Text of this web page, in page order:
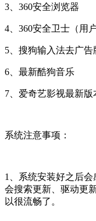
3、360安全浏览器
4、360安全卫士（用
5、搜狗输入法去广告
6、最新酷狗音乐
7、爱奇艺影视最新版
系统注意事项：
1、系统安装好之后
会搜索更新、驱动更
以很流畅了。